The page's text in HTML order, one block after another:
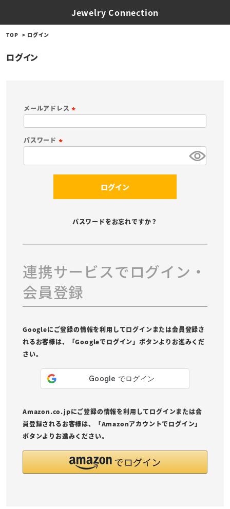
Jewelry Connection
TOP ログイン
ログイン
メールアドレス
須
パスワード
ログイン
パスワードをお忘れですか？
連携サービスでログイン・
会員登録
Googleにご登録の情報を利用してログインまたは会員登録さ
れるお客様は、「Googleでログイン」ボタンよりお進みくだ
さい。
Amazon.co.jpにご登録の情報を利用してログインまたは会
員登録されるお客様は、「Amazonアカウントでログイン」
ボタンよりお進みください。